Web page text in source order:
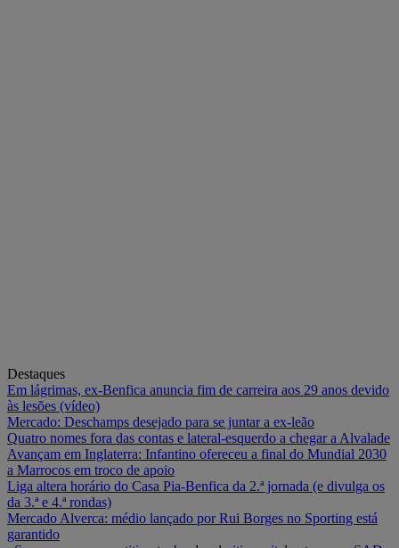
Destaques
Em lágrimas, ex-Benfica anuncia fim de carreira aos 29 anos devido
às lesões (vídeo)
Mercado: Deschamps desejado para se juntar a ex-leão
Quatro nomes fora das contas e lateral-esquerdo a chegar a Alvalade
Avançam em Inglaterra: Infantino ofereceu a final do Mundial 2030
a Marrocos em troco de apoio
Liga altera horário do Casa Pia-Benfica da 2.ª jornada (e divulga os
da 3.ª e 4.ª rondas)
Mercado Alverca: médio lançado por Rui Borges no Sporting está
garantido